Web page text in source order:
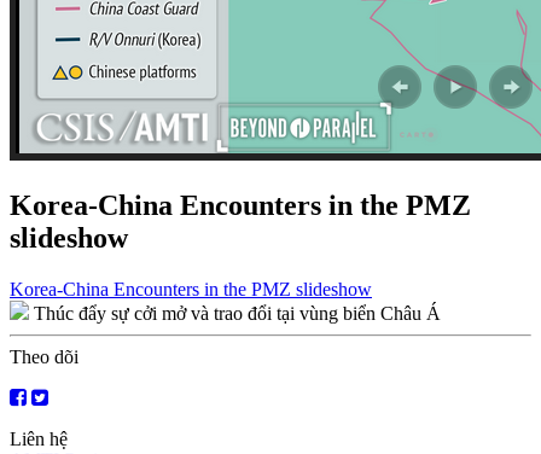
Korea-China Encounters in the PMZ
slideshow
Điều
hướng
bài
viết
Korea-China Encounters in the PMZ slideshow
Thúc đẩy sự cởi mở và trao đổi tại vùng biển Châu Á
Theo dõi
Liên hệ